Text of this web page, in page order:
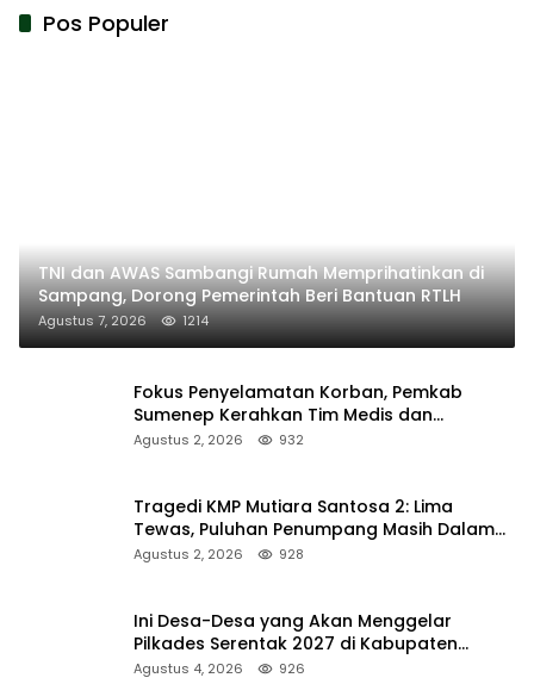
Pos Populer
TNI dan AWAS Sambangi Rumah Memprihatinkan di
Sampang, Dorong Pemerintah Beri Bantuan RTLH
Agustus 7, 2026 1214
Fokus Penyelamatan Korban, Pemkab
Sumenep Kerahkan Tim Medis dan
Ambulans ke Pelabuhan Kalianget
Agustus 2, 2026 932
Tragedi KMP Mutiara Santosa 2: Lima
Tewas, Puluhan Penumpang Masih Dalam
Pencarian
Agustus 2, 2026 928
Ini Desa-Desa yang Akan Menggelar
Pilkades Serentak 2027 di Kabupaten
Sumenep
Agustus 4, 2026 926